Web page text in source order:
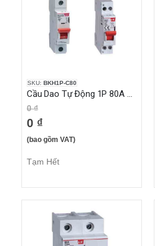
SKU: BKH1P-C80
Cầu Dao Tự Động 1P 80A 10KA
0 ₫
0 ₫
(bao gồm VAT)
Tạm Hết